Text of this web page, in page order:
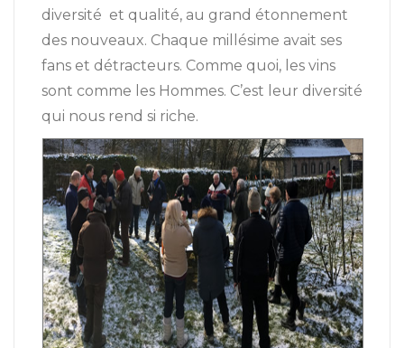
diversité et qualité, au grand étonnement
des nouveaux. Chaque millésime avait ses
fans et détracteurs. Comme quoi, les vins
sont comme les Hommes. C’est leur diversité
qui nous rend si riche.